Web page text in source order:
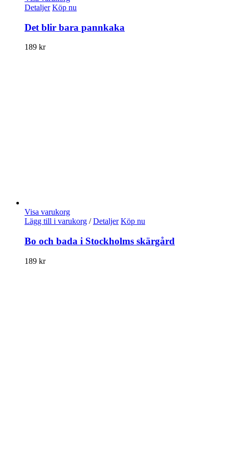
Detaljer Köp nu
Det blir bara pannkaka
189 kr
Visa varukorg
Lägg till i varukorg / Detaljer Köp nu
Bo och bada i Stockholms skärgård
189 kr